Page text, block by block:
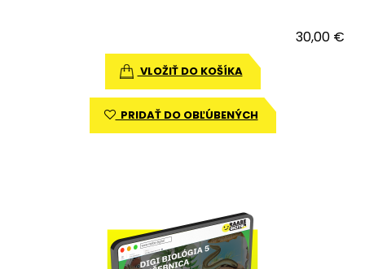
30,00 €
VLOŽIŤ DO KOŠÍKA
PRIDAŤ DO OBĽÚBENÝCH